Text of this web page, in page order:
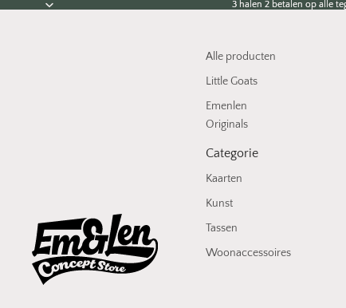
3 halen 2 betalen op alle
3 halen 2 betalen op alle
Alle producten
Little Goats
Emenlen
Originals
Categorie
Kaarten
Kunst
Tassen
Woonaccessoires